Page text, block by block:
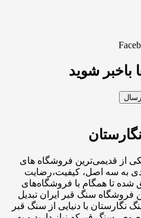
باخبر شوید
از قدیمی‌ترین فروشگاه های
به سه اصل، کیفیت،رضایت
تا همگام با فروشگاه‌های
فروشگاه سنگ قبر ایران تبدیل
با دنیایی از سنگ قبر